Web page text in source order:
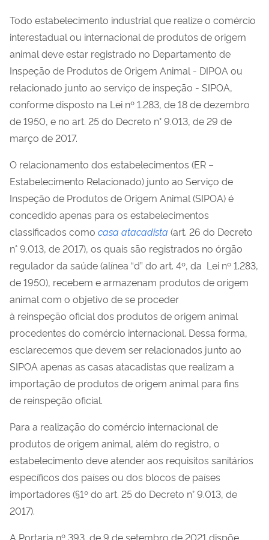
Todo estabelecimento industrial que realize o comércio
interestadual ou internacional de produtos de origem
animal deve estar registrado no Departamento de
Inspeção de Produtos de Origem Animal - DIPOA ou
relacionado junto ao serviço de inspeção - SIPOA,
conforme disposto na Lei nº 1.283, de 18 de dezembro
de 1950, e no art. 25 do Decreto n° 9.013, de 29 de
março de 2017.
O relacionamento dos estabelecimentos (ER –
Estabelecimento Relacionado) junto ao Serviço de
Inspeção de Produtos de Origem Animal (SIPOA) é
concedido apenas para os estabelecimentos
classificados como casa atacadista (art. 26 do Decreto
n° 9.013, de 2017), os quais são registrados no órgão
regulador da saúde (alínea “d” do art. 4º, da Lei nº 1.283,
de 1950), recebem e armazenam produtos de origem
animal com o objetivo de se proceder
à reinspeção oficial dos produtos de origem animal
procedentes do comércio internacional. Dessa forma,
esclarecemos que devem ser relacionados junto ao
SIPOA apenas as casas atacadistas que realizam a
importação de produtos de origem animal para fins
de reinspeção oficial.
Para a realização do comércio internacional de
produtos de origem animal, além do registro, o
estabelecimento deve atender aos requisitos sanitários
específicos dos países ou dos blocos de países
importadores (§1º do art. 25 do Decreto n° 9.013, de
2017).
A Portaria nº 393, de 9 de setembro de 2021 dispõe